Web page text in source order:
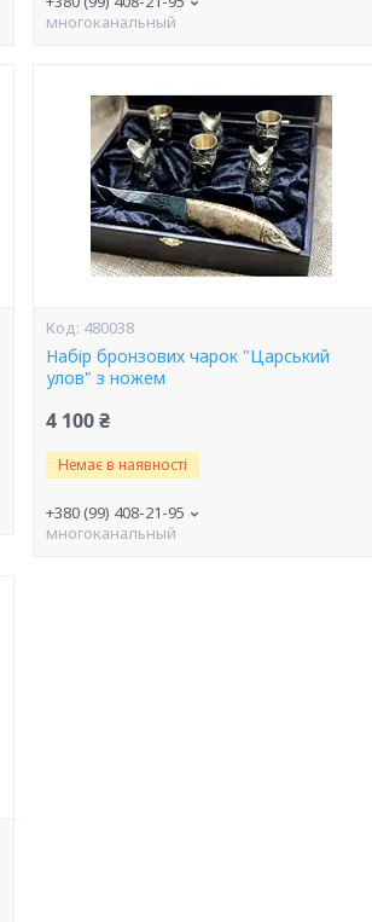
многоканальный
480038
Набір бронзових чарок "Царський
улов" з ножем
4 100 ₴
Немає в наявності
+380 (99) 408-21-95
многоканальный